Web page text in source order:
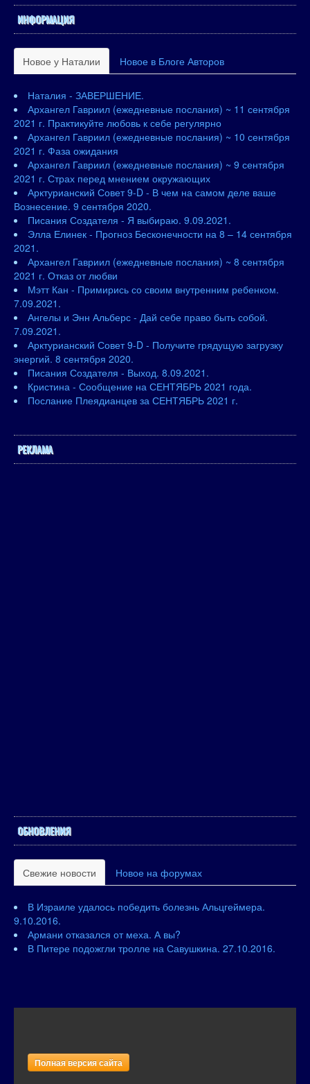
ИНФОРМАЦИЯ
Новое у Наталии Новое в Блоге Авторов
Наталия - ЗАВЕРШЕНИЕ.
Архангел Гавриил (ежедневные послания) ~ 11 сентября
2021 г. Практикуйте любовь к себе регулярно
Архангел Гавриил (ежедневные послания) ~ 10 сентября
2021 г. Фаза ожидания
Архангел Гавриил (ежедневные послания) ~ 9 сентября
2021 г. Страх перед мнением окружающих
Арктурианский Совет 9-D - В чем на самом деле ваше
Вознесение. 9 сентября 2020.
Писания Создателя - Я выбираю. 9.09.2021.
Элла Елинек - Прогноз Бесконечности на 8 – 14 сентября
2021.
Архангел Гавриил (ежедневные послания) ~ 8 сентября
2021 г. Отказ от любви
Мэтт Кан - Примирись со своим внутренним ребенком.
7.09.2021.
Ангелы и Энн Альберс - Дай себе право быть собой.
7.09.2021.
Арктурианский Совет 9-D - Получите грядущую загрузку
энергий. 8 сентября 2020.
Писания Создателя - Выход. 8.09.2021.
Кристина - Сообщение на СЕНТЯБРЬ 2021 года.
Послание Плеядианцев за СЕНТЯБРЬ 2021 г.
РЕКЛАМА
ОБНОВЛЕНИЯ
Свежие новости Новое на форумах
В Израиле удалось победить болезнь Альцгеймера.
9.10.2016.
Армани отказался от меха. А вы?
В Питере подожгли тролле на Савушкина. 27.10.2016.
Полная версия сайта